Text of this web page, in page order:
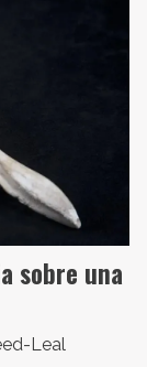
sobre una
Leal